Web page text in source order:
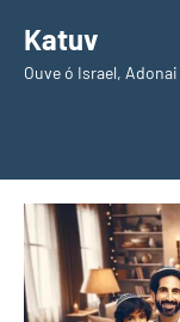
paraKatuv
Ouve ó Israel,